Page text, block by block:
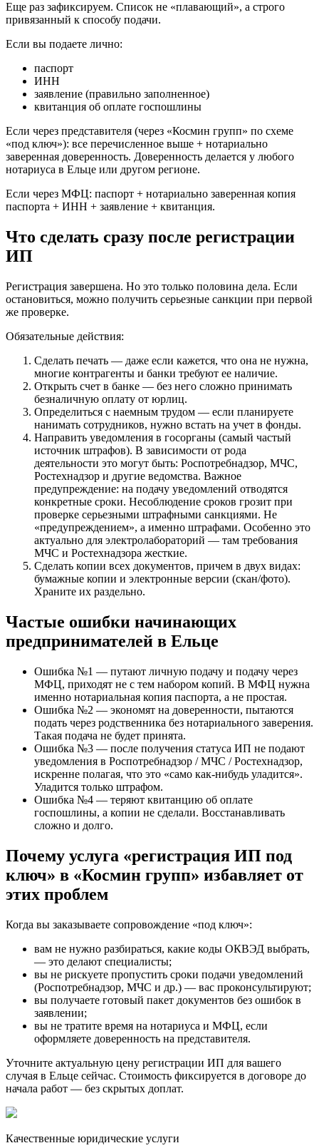
Еще раз зафиксируем. Список не «плавающий», а строго
привязанный к способу подачи.
Если вы подаете лично:
паспорт
ИНН
заявление (правильно заполненное)
квитанция об оплате госпошлины
Если через представителя (через «Космин групп» по схеме
«под ключ»): все перечисленное выше + нотариально
заверенная доверенность. Доверенность делается у любого
нотариуса в Ельце или другом регионе.
Если через МФЦ: паспорт + нотариально заверенная копия
паспорта + ИНН + заявление + квитанция.
Что сделать сразу после регистрации
ИП
Регистрация завершена. Но это только половина дела. Если
остановиться, можно получить серьезные санкции при первой
же проверке.
Обязательные действия:
Сделать печать — даже если кажется, что она не нужна,
многие контрагенты и банки требуют ее наличие.
Открыть счет в банке — без него сложно принимать
безналичную оплату от юрлиц.
Определиться с наемным трудом — если планируете
нанимать сотрудников, нужно встать на учет в фонды.
Направить уведомления в госорганы (самый частый
источник штрафов). В зависимости от рода
деятельности это могут быть: Роспотребнадзор, МЧС,
Ростехнадзор и другие ведомства. Важное
предупреждение: на подачу уведомлений отводятся
конкретные сроки. Несоблюдение сроков грозит при
проверке серьезными штрафными санкциями. Не
«предупреждением», а именно штрафами. Особенно это
актуально для электролабораторий — там требования
МЧС и Ростехнадзора жесткие.
Сделать копии всех документов, причем в двух видах:
бумажные копии и электронные версии (скан/фото).
Храните их раздельно.
Частые ошибки начинающих
предпринимателей в Ельце
Ошибка №1 — путают личную подачу и подачу через
МФЦ, приходят не с тем набором копий. В МФЦ нужна
именно нотариальная копия паспорта, а не простая.
Ошибка №2 — экономят на доверенности, пытаются
подать через родственника без нотариального заверения.
Такая подача не будет принята.
Ошибка №3 — после получения статуса ИП не подают
уведомления в Роспотребнадзор / МЧС / Ростехнадзор,
искренне полагая, что это «само как-нибудь уладится».
Уладится только штрафом.
Ошибка №4 — теряют квитанцию об оплате
госпошлины, а копии не сделали. Восстанавливать
сложно и долго.
Почему услуга «регистрация ИП под
ключ» в «Космин групп» избавляет от
этих проблем
Когда вы заказываете сопровождение «под ключ»:
вам не нужно разбираться, какие коды ОКВЭД выбрать,
— это делают специалисты;
вы не рискуете пропустить сроки подачи уведомлений
(Роспотребнадзор, МЧС и др.) — вас проконсультируют;
вы получаете готовый пакет документов без ошибок в
заявлении;
вы не тратите время на нотариуса и МФЦ, если
оформляете доверенность на представителя.
Уточните актуальную цену регистрации ИП для вашего
случая в Ельце сейчас. Стоимость фиксируется в договоре до
начала работ — без скрытых доплат.
Качественные юридические услуги